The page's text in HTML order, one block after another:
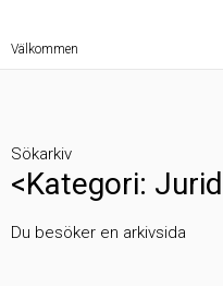
Välkommen
Sökarkiv
<Kategori:
Du besöker en arkivsida